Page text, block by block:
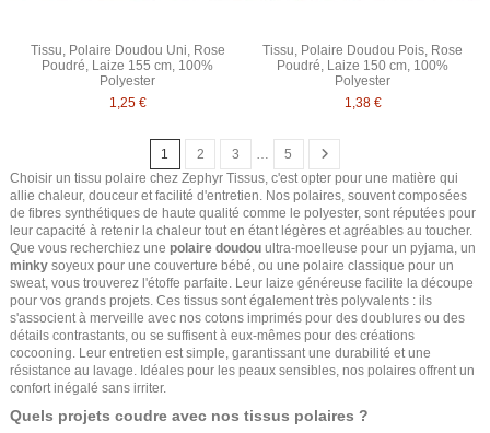
Tissu, Polaire Doudou Uni, Rose
Poudré, Laize 155 cm, 100%
Polyester
1,25 €
Tissu, Polaire Doudou Pois, Rose
Poudré, Laize 150 cm, 100%
Polyester
1,38 €
1 2 3 …
5
Choisir un tissu polaire chez Zephyr Tissus, c'est opter pour une matière qui
allie chaleur, douceur et facilité d'entretien. Nos polaires, souvent composées
de fibres synthétiques de haute qualité comme le polyester, sont réputées pour
leur capacité à retenir la chaleur tout en étant légères et agréables au toucher.
Que vous recherchiez une polaire doudou ultra-moelleuse pour un pyjama, un
minky soyeux pour une couverture bébé, ou une polaire classique pour un
sweat, vous trouverez l'étoffe parfaite. Leur laize généreuse facilite la découpe
pour vos grands projets. Ces tissus sont également très polyvalents : ils
s'associent à merveille avec nos cotons imprimés pour des doublures ou des
détails contrastants, ou se suffisent à eux-mêmes pour des créations
cocooning. Leur entretien est simple, garantissant une durabilité et une
résistance au lavage. Idéales pour les peaux sensibles, nos polaires offrent un
confort inégalé sans irriter.
Quels projets coudre avec nos tissus polaires ?